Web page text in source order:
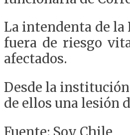
La intendenta de
fuera de riesgo
afectados.
Desde la
de ellos una lesión
Fuente: Soy Chile